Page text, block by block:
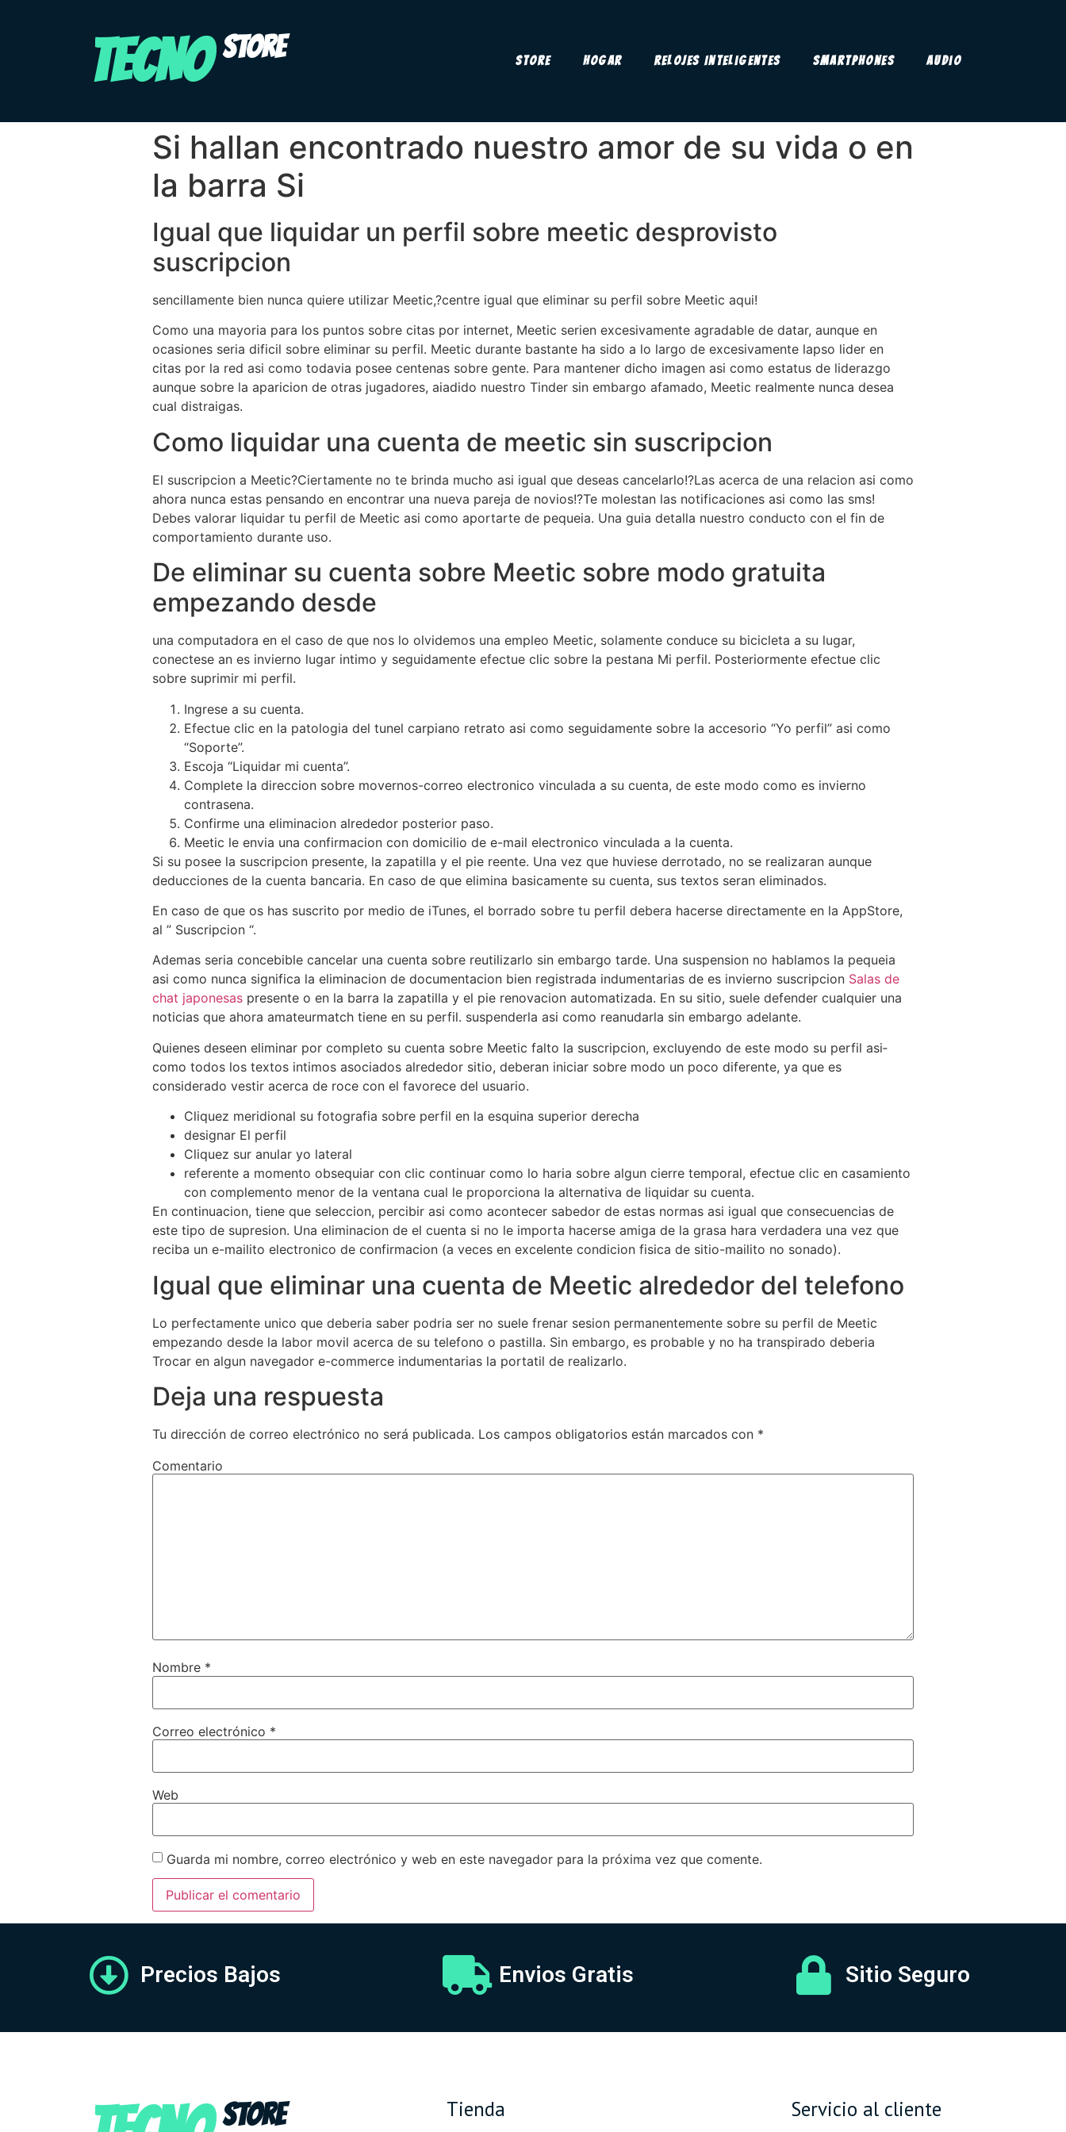
TECNO STORE Store Hogar Relojes Inteligentes Smartphones Audio
Si hallan encontrado nuestro amor de su vida o en
la barra Si
Igual que liquidar un perfil sobre meetic desprovisto
suscripcion
sencillamente bien nunca quiere utilizar Meetic,?centre igual que eliminar su perfil sobre Meetic aqui!
Como una mayoria para los puntos sobre citas por internet, Meetic seri­en excesivamente agradable de datar, aunque en
ocasiones seri­a dificil sobre eliminar su perfil. Meetic durante bastante ha sido a lo largo de excesivamente lapso lider en
citas por la red asi­ como todavia posee centenas sobre gente. Para mantener dicho imagen asi­ como estatus de liderazgo
aunque sobre la aparicion de otras jugadores, aiadido nuestro Tinder sin embargo afamado, Meetic realmente nunca desea
cual distraigas.
Como liquidar una cuenta de meetic sin suscripcion
El suscripcion a Meetic?Ciertamente no te brinda mucho asi­ igual que deseas cancelarlo!?Las acerca de una relacion asi­ como
ahora nunca estas pensando en encontrar una nueva pareja de novios!?Te molestan las notificaciones asi­ como las sms!
Debes valorar liquidar tu perfil de Meetic asi­ como aportarte de pequeia. Una guia detalla nuestro conducto con el fin de
comportamiento durante uso.
De eliminar su cuenta sobre Meetic sobre modo gratuita
empezando desde
una computadora en el caso de que nos lo olvidemos una empleo Meetic, solamente conduce su bicicleta a su lugar,
conectese an es invierno lugar intimo y seguidamente efectue clic sobre la pestana Mi perfil. Posteriormente efectue clic
sobre suprimir mi perfil.
Ingrese a su cuenta.
Efectue clic en la patologi­a del tunel carpiano retrato asi­ como seguidamente sobre la accesorio “Yo perfil” asi­ como
“Soporte”.
Escoja “Liquidar mi cuenta”.
Complete la direccion sobre movernos-correo electronico vinculada a su cuenta, de este modo como es invierno
contrasena.
Confirme una eliminacion alrededor posterior paso.
Meetic le envia una confirmacion con domicilio de e-mail electronico vinculada a la cuenta.
Si su posee la suscripcion presente, la zapatilla y el pie reente. Una vez que huviese derrotado, no se realizaran aunque
deducciones de la cuenta bancaria. En caso de que elimina basicamente su cuenta, sus textos seran eliminados.
En caso de que os has suscrito por medio de iTunes, el borrado sobre tu perfil debera hacerse directamente en la AppStore,
al ” Suscripcion “.
Ademas seri­a concebible cancelar una cuenta sobre reutilizarlo sin embargo tarde. Una suspension no hablamos la pequeia
asi­ como nunca significa la eliminacion de documentacion bien registrada indumentarias de es invierno suscripcion Salas de
chat japonesas presente o en la barra la zapatilla y el pie renovacion automatizada. En su sitio, suele defender cualquier una
noticias que ahora amateurmatch tiene en su perfil. suspenderla asi­ como reanudarla sin embargo adelante.
Quienes deseen eliminar por completo su cuenta sobre Meetic falto la suscripcion, excluyendo de este modo su perfil asi­
como todos los textos intimos asociados alrededor sitio, deberan iniciar sobre modo un poco diferente, ya que es
considerado vestir acerca de roce con el favorece del usuario.
Cliquez meridional su fotografia sobre perfil en la esquina superior derecha
designar El perfil
Cliquez sur anular yo lateral
referente a momento obsequiar con clic continuar como lo haria sobre algun cierre temporal, efectue clic en casamiento
con complemento menor de la ventana cual le proporciona la alternativa de liquidar su cuenta.
En continuacion, tiene que seleccion, percibir asi­ como acontecer sabedor de estas normas asi­ igual que consecuencias de
este tipo de supresion. Una eliminacion de el cuenta si no le importa hacerse amiga de la grasa hara verdadera una vez que
reciba un e-mailito electronico de confirmacion (a veces en excelente condicion fisica de sitio-mailito no sonado).
Igual que eliminar una cuenta de Meetic alrededor del telefono
Lo perfectamente unico que deberia saber podri­a ser no suele frenar sesion permanentemente sobre su perfil de Meetic
empezando desde la labor movil acerca de su telefono o pastilla. Sin embargo, es probable y no ha transpirado deberia
Trocar en algun navegador e-commerce indumentarias la portatil de realizarlo.
Deja una respuesta
Tu dirección de correo electrónico no será publicada. Los campos obligatorios están marcados con *
Comentario
Nombre *
Correo electrónico *
Web
Guarda mi nombre, correo electrónico y web en este navegador para la próxima vez que comente.
Precios Bajos Envios Gratis Sitio Seguro
STORE Tienda Servicio al cliente